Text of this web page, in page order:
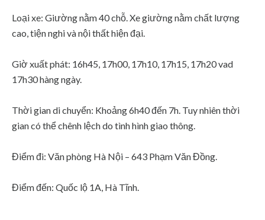
Loại xe: Giường nằm 40 chỗ. Xe giường nằm chất lượng
cao, tiện nghi và nội thất hiện đại.
Giờ xuất phát: 16h45, 17h00, 17h10, 17h15, 17h20 vad
17h30 hàng ngày.
Thời gian di chuyển: Khoảng 6h40 đến 7h. Tuy nhiên thời
gian có thể chênh lệch do tình hình giao thông.
Điểm đi: Văn phòng Hà Nội – 643 Phạm Văn Đồng.
Điểm đến: Quốc lộ 1A, Hà Tĩnh.